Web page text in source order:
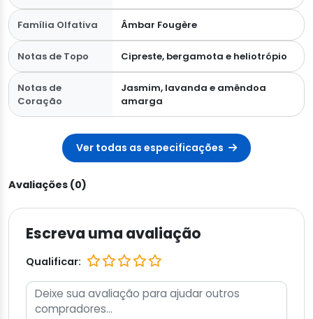
Família Olfativa Âmbar Fougère
Notas de Topo Cipreste, bergamota e heliotrópio
Notas de
Coração
Jasmim, lavanda e amêndoa
amarga
Ver todas as especificações
Avaliações (0)
Escreva uma avaliação
Qualificar: